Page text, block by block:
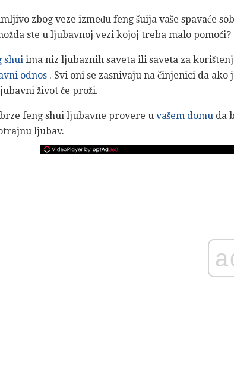
zbog veze između feng šuija vaše spavaće
ste u ljubavnoj vezi kojoj treba malo pomoći?
shui ima niz ljubaznih saveta ili saveta za
odnos . Svi oni se zasnivaju na činjenici da ako
život će proži.
feng shui ljubavne provere u vašem domu da
ljubav.